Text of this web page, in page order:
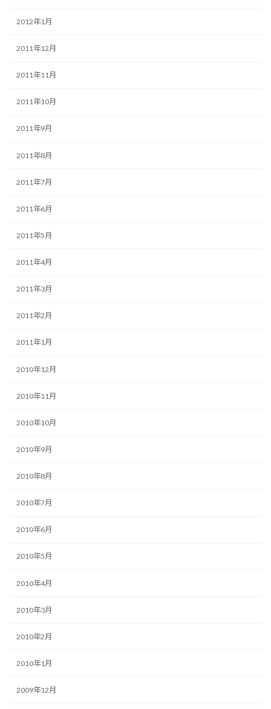
2012年1月
2011年12月
2011年11月
2011年10月
2011年9月
2011年8月
2011年7月
2011年6月
2011年5月
2011年4月
2011年3月
2011年2月
2011年1月
2010年12月
2010年11月
2010年10月
2010年9月
2010年8月
2010年7月
2010年6月
2010年5月
2010年4月
2010年3月
2010年2月
2010年1月
2009年12月